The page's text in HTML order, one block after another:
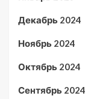
Декабрь 2024
Ноябрь 2024
Октябрь 2024
Сентябрь 2024